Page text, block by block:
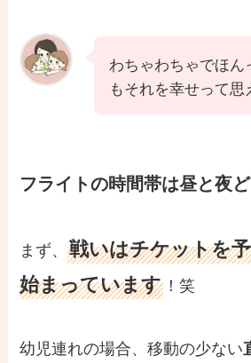
わちゃわちゃでほん
もそれを幸せって
フライトの時間帯は昼と夜
まず、戦いはチケットを
始まっています ！笑
幼児連れの場合、移動の少ない